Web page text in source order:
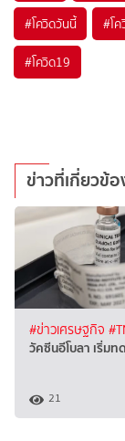
#โควิดวันนี้ #โ
#โควิด19
ข่าวที่เกี่ยวข้
#ข่าวเศรษฐกิจ
วัคซีนอีโบลา เริ่ม
21